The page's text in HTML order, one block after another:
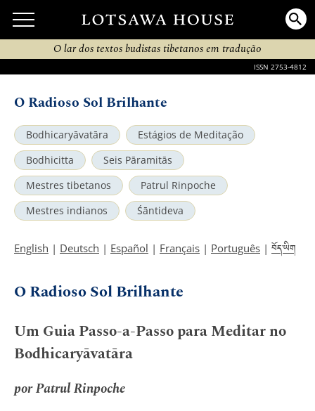
O lar dos textos budistas tibetanos em tradução
ISSN 2753-4812
O Radioso Sol Brilhante
Bodhicaryāvatāra
Estágios de Meditação
Bodhicitta
Seis Pāramitās
Mestres tibetanos
Patrul Rinpoche
Mestres indianos
Śāntideva
English | Deutsch | Español | Français | Português | བོད་ཡིག
O Radioso Sol Brilhante
Um Guia Passo-a-Passo para Meditar no
Bodhicaryāvatāra
por Patrul Rinpoche